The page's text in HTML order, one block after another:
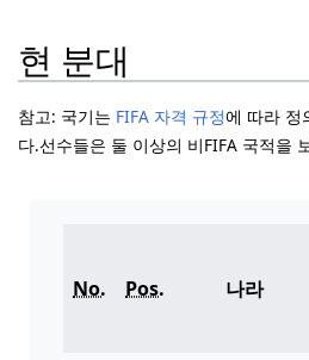
현 분대
참고: 국기는 FIFA 자격 규정에 따라 정
다.선수들은 둘 이상의 비FIFA 국적을
No. Pos. 나라